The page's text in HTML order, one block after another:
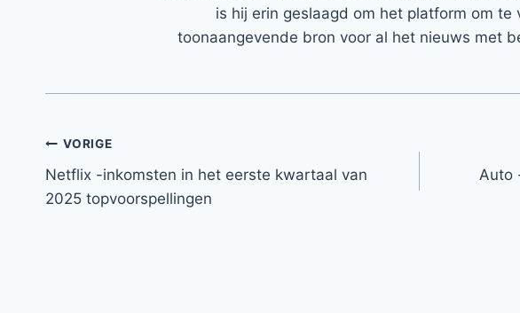
is hij erin geslaagd om het platform om te
toonaangevende bron voor al het nieuws met
Bericht
navigatie
VORIGE
Netflix -inkomsten in het eerste kwartaal van
2025 topvoorspellingen
Auto